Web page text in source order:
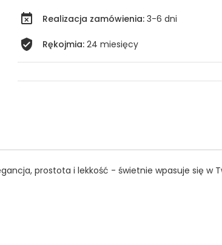
Realizacja zamówienia: 3-6 dni
Rękojmia: 24 miesięcy
prostota i lekkość - świetnie wpasuje się w